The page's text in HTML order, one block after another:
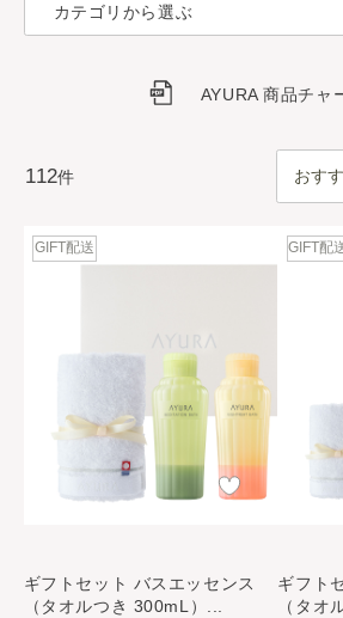
カテゴリから選ぶ
AYURA 商品チャ
112件
ギフトセット バスエッセンス
（タオルつき 300mL） ...
GIFT配送
ギフト
（タオ
GIFT配